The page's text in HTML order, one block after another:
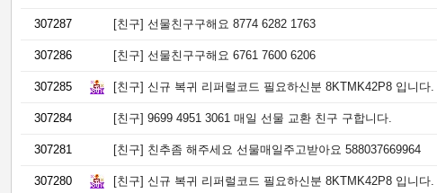
307287 [친구] 선물친구구해요 8774 6282 1763
307286 [친구] 선물친구구해요 6761 7600 6206
307285 [친구] 신규 복귀 리퍼럴코드 필요하신분 8KTMK42P8 입니다.
307284 [친구] 9699 4951 3061 매일 선물 교환 친구 구합니다.
307281 [친구] 친추좀 해주세요 선물매일주고받아요 588037669964
307280 [친구] 신규 복귀 리퍼럴코드 필요하신분 8KTMK42P8 입니다.